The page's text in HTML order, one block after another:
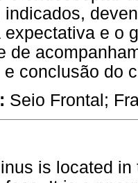
indicados,
expectativa e o
de
e conclusão do
Seio Frontal;
is located